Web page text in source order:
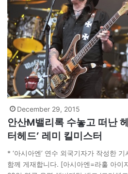
December 29, 2015
안산M밸리록 수놓고 떠난
터헤드’ 레미 킬미스터
* ‘아시아엔’ 연수 외국기자가 작성한
함께 게재합니다. [아시아엔=라훌 아이